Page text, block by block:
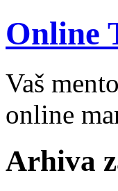
Online
Vaš
online
Arhiva